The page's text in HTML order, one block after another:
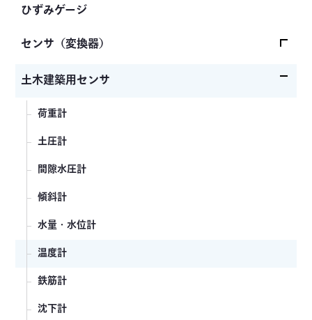
ひずみゲージ
センサ（変換器）
ロードセル
加速度センサ
圧力センサ
トルクセンサ
変位センサ
分力計
土木建築用センサ
荷重計
土圧計
間隙水圧計
傾斜計
水量・水位計
温度計
鉄筋計
沈下計